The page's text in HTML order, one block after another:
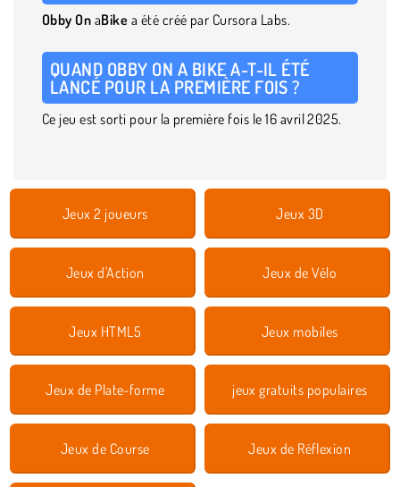
Obby On aBike a été créé par Cursora Labs.
QUAND OBBY ON A BIKE A-T-IL ÉTÉ
LANCÉ POUR LA PREMIÈRE FOIS ?
Ce jeu est sorti pour la première fois le 16 avril 2025.
Jeux 2 joueurs Jeux 3D
Jeux d'Action Jeux de Vélo
Jeux HTML5 Jeux mobiles
Jeux de Plate-forme jeux gratuits populaires
Jeux de Course Jeux de Réflexion